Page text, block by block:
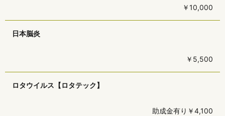
￥10,000
日本脳炎
￥5,500
ロタウイルス【ロタテック】
助成金有り￥4,100